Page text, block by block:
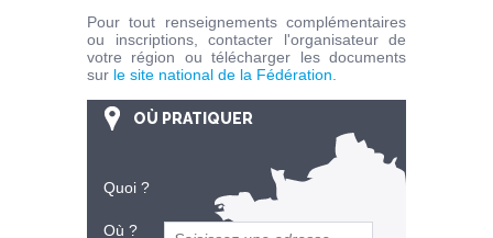
Pour tout renseignements complémentaires
ou inscriptions, contacter l'organisateur de
votre région ou télécharger les documents
sur le site national de la Fédération.
OÙ PRATIQUER
Quoi ?
Où ?